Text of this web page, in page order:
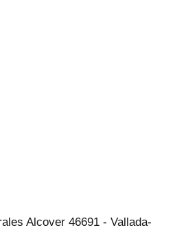
Alcover 46691 - Vallada-